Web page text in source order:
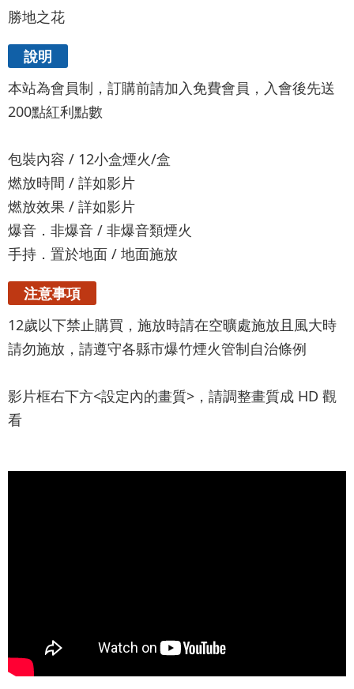
勝地之花
說明
本站為會員制，訂購前請加入免費會員，入會後先送
200點紅利點數
包裝內容 / 12小盒煙火/盒
燃放時間 / 詳如影片
燃放效果 / 詳如影片
爆音．非爆音 / 非爆音類煙火
手持．置於地面 / 地面施放
注意事項
12歲以下禁止購買，施放時請在空曠處施放且風大時
請勿施放，請遵守各縣市爆竹煙火管制自治條例
影片框右下方<設定內的畫質>，請調整畫質成 HD 觀
看